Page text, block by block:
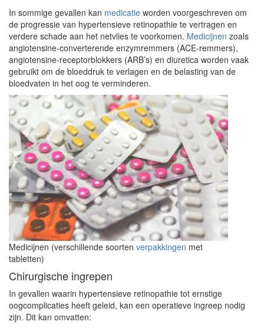
In sommige gevallen kan medicatie worden voorgeschreven om
de progressie van hypertensieve retinopathie te vertragen en
verdere schade aan het netvlies te voorkomen. Medicijnen zoals
angiotensine-converterende enzymremmers (ACE-remmers),
angiotensine-receptorblokkers (ARB’s) en diuretica worden vaak
gebruikt om de bloeddruk te verlagen en de belasting van de
bloedvaten in het oog te verminderen.
Medicijnen (verschillende soorten verpakkingen met
tabletten)
Chirurgische ingrepen
In gevallen waarin hypertensieve retinopathie tot ernstige
oogcomplicaties heeft geleid, kan een operatieve ingreep nodig
zijn. Dit kan omvatten: